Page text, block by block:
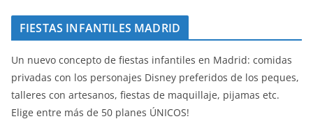
FIESTAS INFANTILES MADRID
Un nuevo concepto de fiestas infantiles en Madrid: comidas
privadas con los personajes Disney preferidos de los peques,
talleres con artesanos, fiestas de maquillaje, pijamas etc.
Elige entre más de 50 planes ÚNICOS!